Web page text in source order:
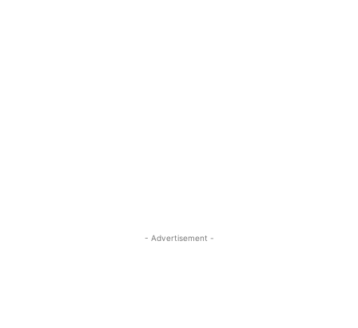
- Advertisement -